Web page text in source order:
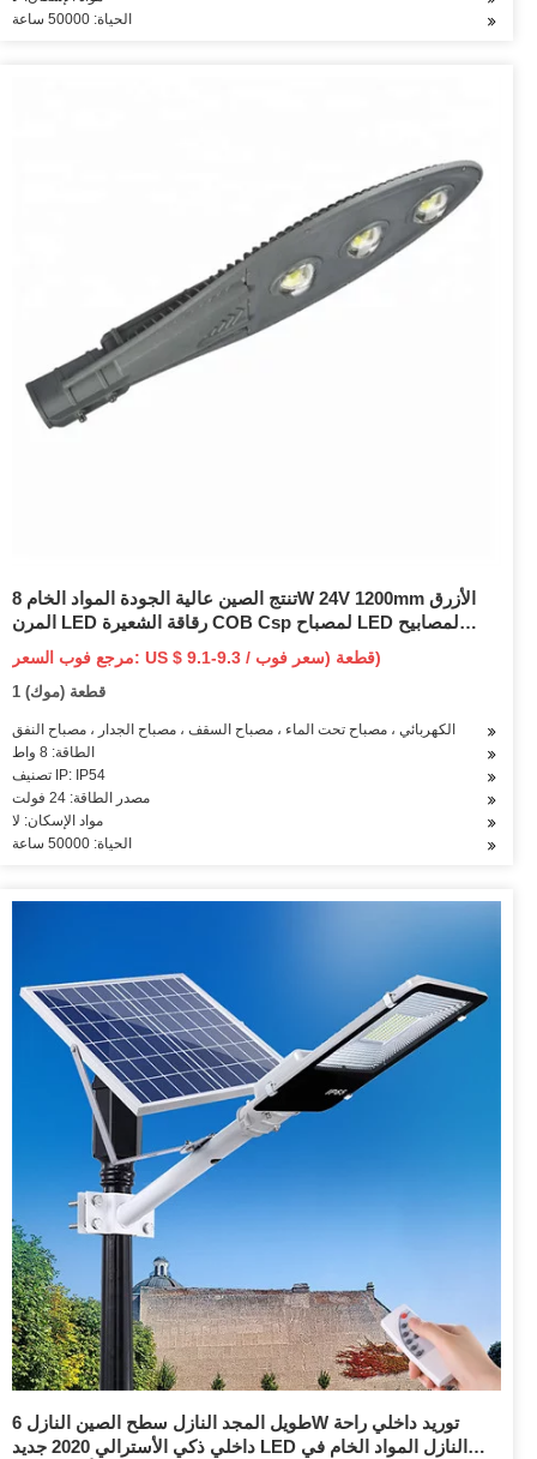
الحياة: 50000 ساعة
تنتج الصين عالية الجودة المواد الخام 8W 24V 1200mm الأزرق
المرن LED رقاقة الشعيرة COB Csp لمصباح LED لمصابيح
السلسلة الخارجية
مرجع فوب السعر: US $ 9.1-9.3 / قطعة (سعر فوب)
1 قطعة (موك)
، المصباح الكهربائي ، مصباح تحت الماء ، مصباح السقف ، مصباح الجدار ، مصباح النفق
الطاقة: 8 واط
تصنيف IP: IP54
مصدر الطاقة: 24 فولت
مواد الإسكان: لا
الحياة: 50000 ساعة
طويل المجد النازل سطح الصين النازل 6W توريد داخلي راحة
داخلي ذكي الأسترالي 2020 جديد LED النازل المواد الخام في